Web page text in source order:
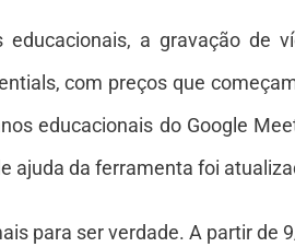
educacionais, a gravação de
com preços que
educacionais do Google
ajuda da ferramenta foi
para ser verdade. A partir de